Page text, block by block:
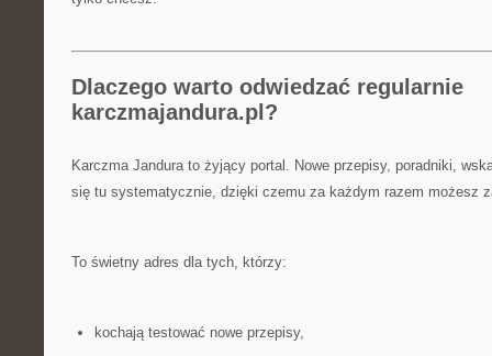
Dlaczego warto odwiedzać regularnie
karczmajandura.pl?
Karczma Jandura to żyjący portal. Nowe przepisy, poradniki,
się tu systematycznie, dzięki czemu za każdym razem możesz
To świetny adres dla tych, którzy:
kochają testować nowe przepisy,